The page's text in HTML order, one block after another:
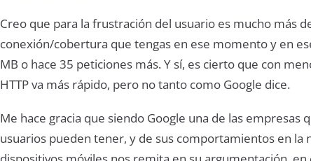
Creo que para la frustración del usuario es mucho más
conexión/cobertura que tengas en ese momento y en
MB o hace 35 peticiones más. Y sí, es cierto que con
HTTP va más rápido, pero no tanto como Google dice.
Me hace gracia que siendo Google una de las empresas
usuarios pueden tener, y de sus comportamientos en la